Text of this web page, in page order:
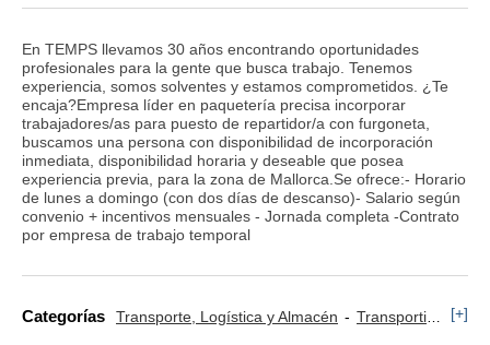
En TEMPS llevamos 30 años encontrando oportunidades
profesionales para la gente que busca trabajo. Tenemos
experiencia, somos solventes y estamos comprometidos. ¿Te
encaja?Empresa líder en paquetería precisa incorporar
trabajadores/as para puesto de repartidor/a con furgoneta,
buscamos una persona con disponibilidad de incorporación
inmediata, disponibilidad horaria y deseable que posea
experiencia previa, para la zona de Mallorca.Se ofrece:- Horario
de lunes a domingo (con dos días de descanso)- Salario según
convenio + incentivos mensuales - Jornada completa -Contrato
por empresa de trabajo temporal
Categorías Transporte, Logística y Almacén Transportista, Mensajero y Conductor [+]